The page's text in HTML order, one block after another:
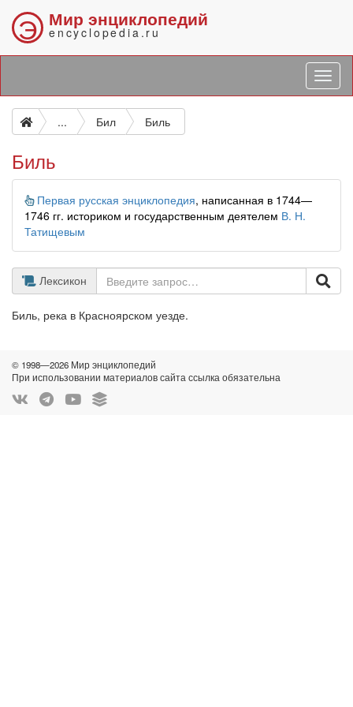
Э Мир энциклопедий
encyclopedia.ru
... Бил Биль
Биль
Информация
Первая русская энциклопедия, написанная в 1744—
1746 гг. историком и государственным деятелем В. Н.
Татищевым
Лексикон
Биль, река в Красноярском уезде.
© 1998—2026 Мир энциклопедий
При использовании материалов сайта ссылка обязательна